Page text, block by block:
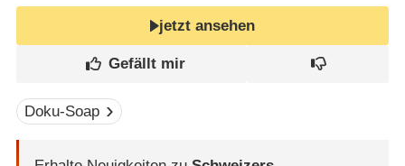
jetzt ansehen
Doku-Soap